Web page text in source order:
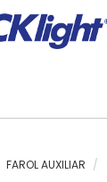
FAROL AUXILIAR